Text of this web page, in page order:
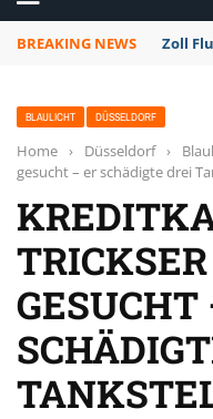
BREAKING NEWS Zoll
BLAULICHT DÜSSELDORF
Home › Düsseldorf ›
gesucht – er schädigte drei
GESUCHT